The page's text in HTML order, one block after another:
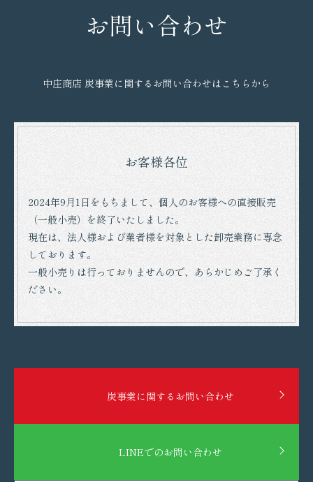
お問い合わせ
中庄商店 炭事業に関するお問い合わせはこちらから
お客様各位
2024年9月1日をもちまして、個人のお客様への直接販売
（一般小売）を終了いたしました。
現在は、法人様および業者様を対象とした卸売業務に専念
しております。
一般小売りは行っておりませんので、あらかじめご了承く
ださい。
炭事業に関するお問い合わせ
LINEでのお問い合わせ